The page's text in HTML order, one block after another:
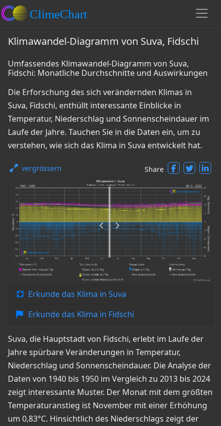
Klimawandel-Diagramm von Suva, Fidschi
Umfassendes Klimawandel-Diagramm von Suva,
Fidschi: Monatliche Durchschnitte und Auswirkungen
Die Erforschung des sich verändernden Klimas in
Suva, Fidschi, enthüllt interessante Einblicke in
Temperatur, Niederschlag und Sonnenscheindauer im
Laufe der Jahre. Tauchen Sie in die Daten ein, um zu
verstehen, wie sich das Klima in Suva entwickelt hat.
vergrössern Share
Erkunde das Klima in Suva
Erkunde das Klima in Fidschi
Suva, die Hauptstadt von Fidschi, erlebt im Laufe der
Jahre spürbare Veränderungen in Temperatur,
Niederschlag und Sonnenscheindauer. Die Analyse der
Daten von 1940 bis 1950 im Vergleich zu 2013 bis 2024
zeigt interessante Muster. Der Monat mit dem größten
Temperaturanstieg ist November mit einer Erhöhung
um 0,83°C. Hinsichtlich des Niederschlags zeigt der